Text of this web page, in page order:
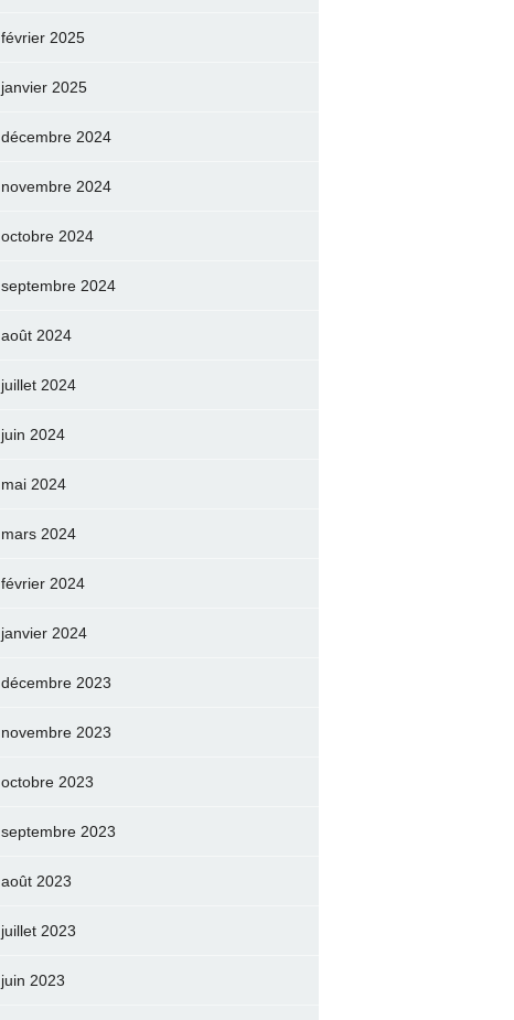
février 2025
janvier 2025
décembre 2024
novembre 2024
octobre 2024
septembre 2024
août 2024
juillet 2024
juin 2024
mai 2024
mars 2024
février 2024
janvier 2024
décembre 2023
novembre 2023
octobre 2023
septembre 2023
août 2023
juillet 2023
juin 2023